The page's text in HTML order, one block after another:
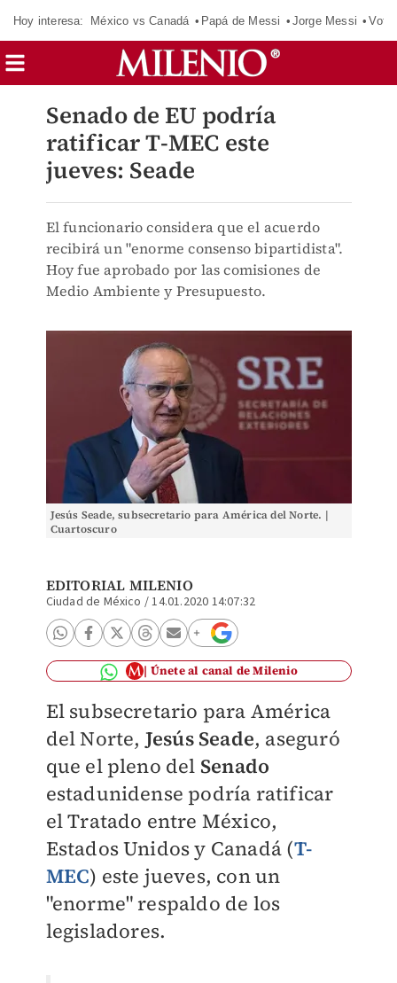
Hoy interesa: México vs Canadá Papá de Messi Jorge Messi
Senado de EU podría
ratificar T-MEC este
jueves: Seade
El funcionario considera que el acuerdo
recibirá un "enorme consenso bipartidista".
Hoy fue aprobado por las comisiones de
Medio Ambiente y Presupuesto.
Jesús Seade, subsecretario para América del Norte. |
Cuartoscuro
EDITORIAL MILENIO
Ciudad de México /14.01.2020 14:07:32
Únete al canal de Milenio
El subsecretario para América
del Norte, Jesús Seade, aseguró
que el pleno del Senado
estadunidense podría ratificar
el Tratado entre México,
Estados Unidos y Canadá (T-
MEC) este jueves, con un
"enorme" respaldo de los
legisladores.